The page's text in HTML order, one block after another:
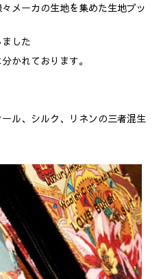
メーカの生地を集めた生地ブッ
した
かれております。
ル、シルク、リネンの三者混生